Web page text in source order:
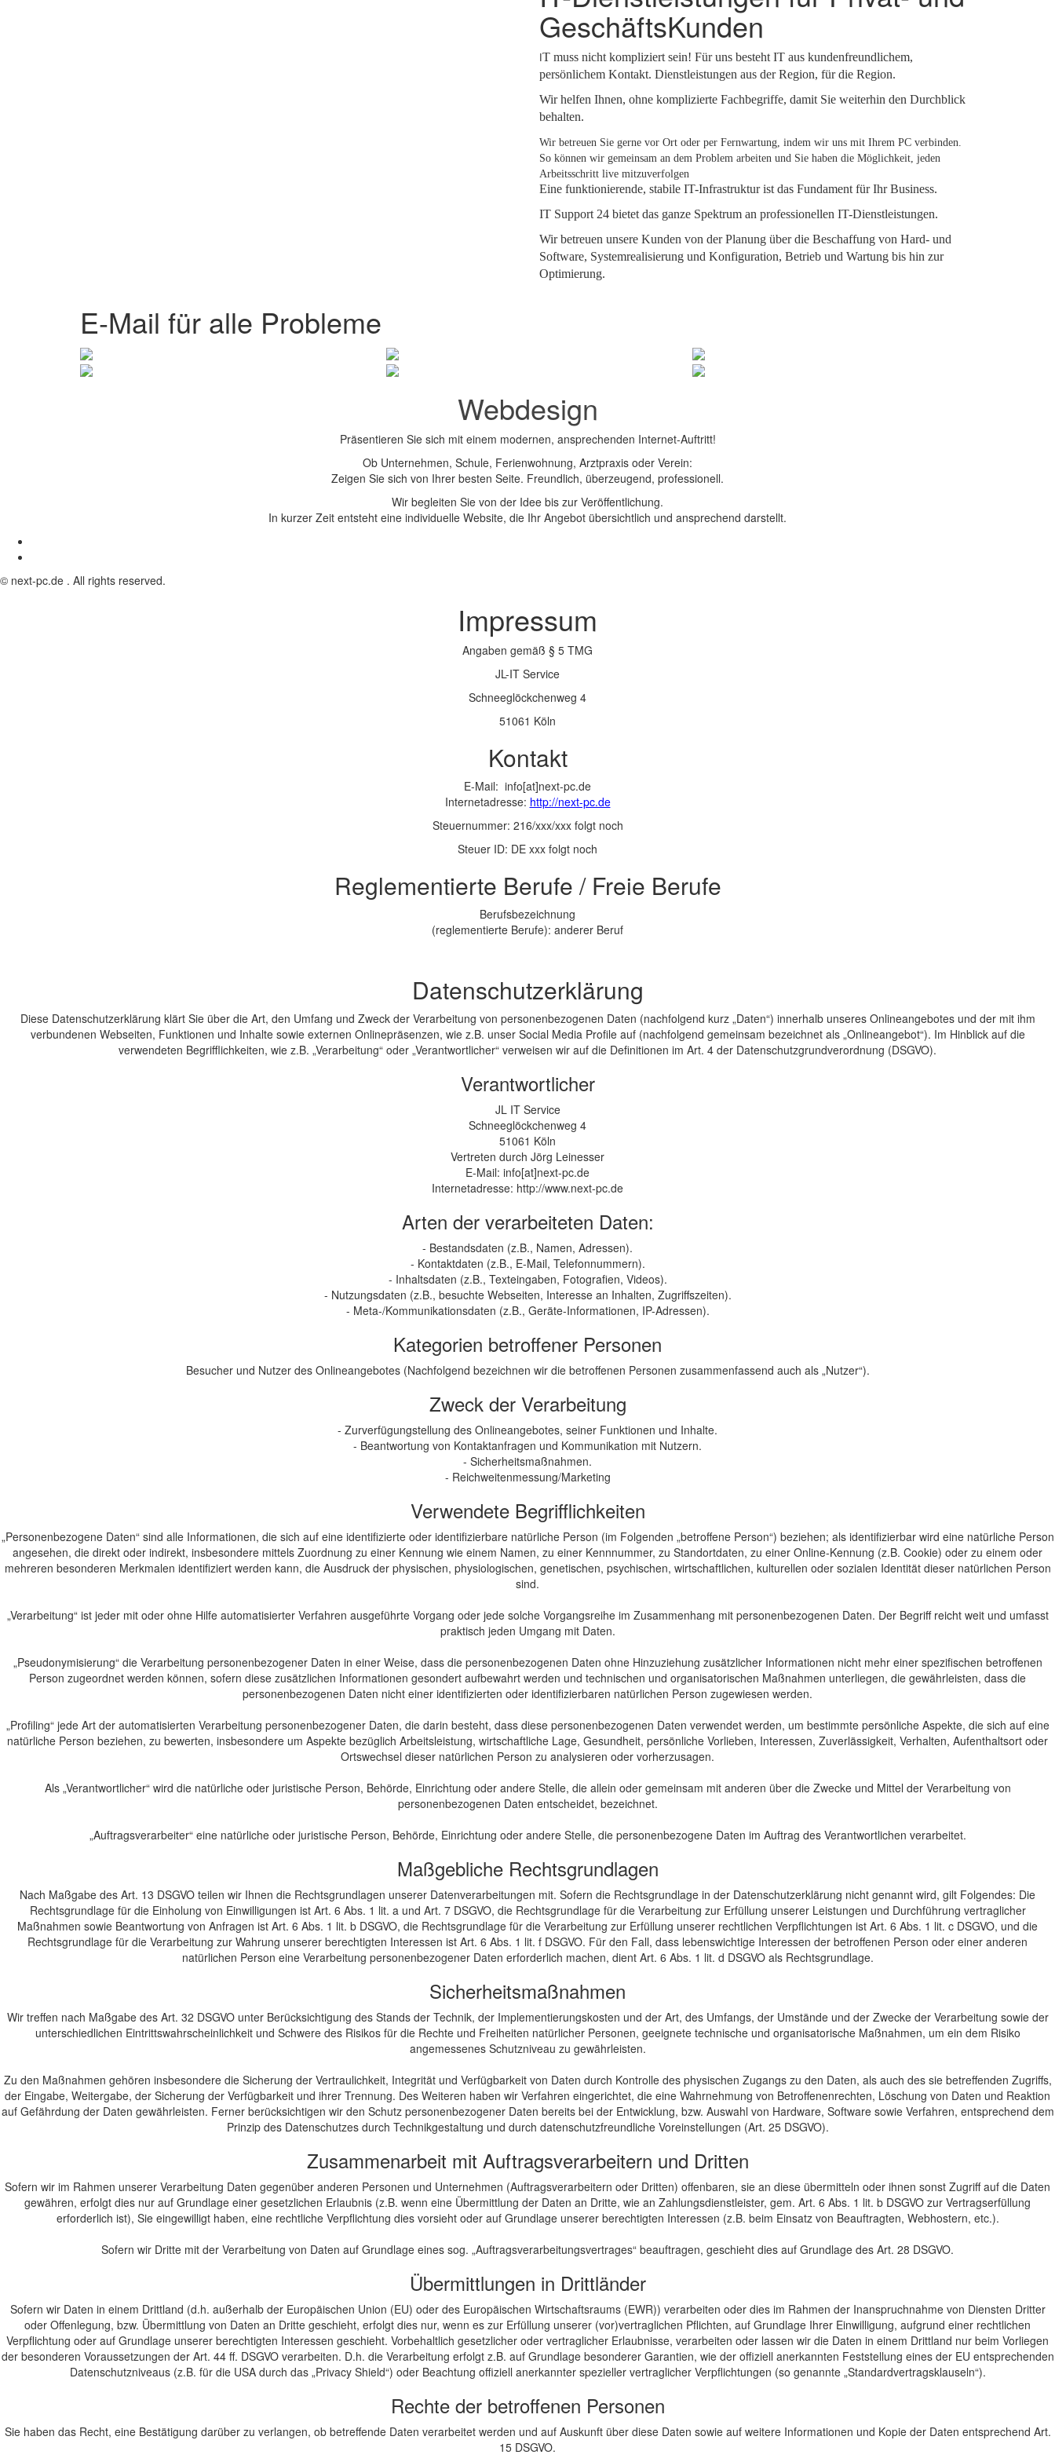
GeschäftsKunden
T muss nicht kompliziert sein! Für uns besteht IT aus kundenfreundlichem,
persönlichem Kontakt. Dienstleistungen aus der Region, für die Region.
Wir helfen Ihnen, ohne komplizierte Fachbegriffe, damit Sie weiterhin den Durchblick
behalten.
Wir betreuen Sie gerne vor Ort oder per Fernwartung, indem wir uns mit Ihrem PC verbinden.
So können wir gemeinsam an dem Problem arbeiten und Sie haben die Möglichkeit, jeden
Arbeitsschritt live mitzuverfolgen
Eine funktionierende, stabile IT-Infrastruktur ist das Fundament für Ihr Business.
IT Support 24 bietet das ganze Spektrum an professionellen IT-Dienstleistungen.
Wir betreuen unsere Kunden von der Planung über die Beschaffung von Hard- und
Software, Systemrealisierung und Konfiguration, Betrieb und Wartung bis hin zur
Optimierung.
E-Mail für alle Probleme
Webdesign
Präsentieren Sie sich mit einem modernen, ansprechenden Internet-Auftritt!
Ob Unternehmen, Schule, Ferienwohnung, Arztpraxis oder Verein:
Zeigen Sie sich von Ihrer besten Seite. Freundlich, überzeugend, professionell.
Wir begleiten Sie von der Idee bis zur Veröffentlichung.
In kurzer Zeit entsteht eine individuelle Website, die Ihr Angebot übersichtlich und ansprechend darstellt.
© next-pc.de . All rights reserved.
Impressum
Angaben gemäß § 5 TMG
JL-IT Service
Schneeglöckchenweg 4
51061 Köln
Kontakt
E-Mail: info[at]next-pc.de
Internetadresse: http://next-pc.de
Steuernummer: 216/xxx/xxx folgt noch
Steuer ID: DE xxx folgt noch
Reglementierte Berufe / Freie Berufe
Berufsbezeichnung
(reglementierte Berufe): anderer Beruf
Datenschutzerklärung
Diese Datenschutzerklärung klärt Sie über die Art, den Umfang und Zweck der Verarbeitung von personenbezogenen Daten (nachfolgend kurz „Daten“) innerhalb unseres Onlineangebotes und der mit ihm
verbundenen Webseiten, Funktionen und Inhalte sowie externen Onlinepräsenzen, wie z.B. unser Social Media Profile auf (nachfolgend gemeinsam bezeichnet als „Onlineangebot“). Im Hinblick auf die
verwendeten Begrifflichkeiten, wie z.B. „Verarbeitung“ oder „Verantwortlicher“ verweisen wir auf die Definitionen im Art. 4 der Datenschutzgrundverordnung (DSGVO).
Verantwortlicher
JL IT Service
Schneeglöckchenweg 4
51061 Köln
Vertreten durch Jörg Leinesser
E-Mail: info[at]next-pc.de
Internetadresse: http://www.next-pc.de
Arten der verarbeiteten Daten:
- Bestandsdaten (z.B., Namen, Adressen).
- Kontaktdaten (z.B., E-Mail, Telefonnummern).
- Inhaltsdaten (z.B., Texteingaben, Fotografien, Videos).
- Nutzungsdaten (z.B., besuchte Webseiten, Interesse an Inhalten, Zugriffszeiten).
- Meta-/Kommunikationsdaten (z.B., Geräte-Informationen, IP-Adressen).
Kategorien betroffener Personen
Besucher und Nutzer des Onlineangebotes (Nachfolgend bezeichnen wir die betroffenen Personen zusammenfassend auch als „Nutzer“).
Zweck der Verarbeitung
- Zurverfügungstellung des Onlineangebotes, seiner Funktionen und Inhalte.
- Beantwortung von Kontaktanfragen und Kommunikation mit Nutzern.
- Sicherheitsmaßnahmen.
- Reichweitenmessung/Marketing
Verwendete Begrifflichkeiten
„Personenbezogene Daten“ sind alle Informationen, die sich auf eine identifizierte oder identifizierbare natürliche Person (im Folgenden „betroffene Person“) beziehen; als identifizierbar wird eine natürliche Person
angesehen, die direkt oder indirekt, insbesondere mittels Zuordnung zu einer Kennung wie einem Namen, zu einer Kennnummer, zu Standortdaten, zu einer Online-Kennung (z.B. Cookie) oder zu einem oder
mehreren besonderen Merkmalen identifiziert werden kann, die Ausdruck der physischen, physiologischen, genetischen, psychischen, wirtschaftlichen, kulturellen oder sozialen Identität dieser natürlichen Person
sind.
„Verarbeitung“ ist jeder mit oder ohne Hilfe automatisierter Verfahren ausgeführte Vorgang oder jede solche Vorgangsreihe im Zusammenhang mit personenbezogenen Daten. Der Begriff reicht weit und umfasst
praktisch jeden Umgang mit Daten.
„Pseudonymisierung“ die Verarbeitung personenbezogener Daten in einer Weise, dass die personenbezogenen Daten ohne Hinzuziehung zusätzlicher Informationen nicht mehr einer spezifischen betroffenen
Person zugeordnet werden können, sofern diese zusätzlichen Informationen gesondert aufbewahrt werden und technischen und organisatorischen Maßnahmen unterliegen, die gewährleisten, dass die
personenbezogenen Daten nicht einer identifizierten oder identifizierbaren natürlichen Person zugewiesen werden.
„Profiling“ jede Art der automatisierten Verarbeitung personenbezogener Daten, die darin besteht, dass diese personenbezogenen Daten verwendet werden, um bestimmte persönliche Aspekte, die sich auf eine
natürliche Person beziehen, zu bewerten, insbesondere um Aspekte bezüglich Arbeitsleistung, wirtschaftliche Lage, Gesundheit, persönliche Vorlieben, Interessen, Zuverlässigkeit, Verhalten, Aufenthaltsort oder
Ortswechsel dieser natürlichen Person zu analysieren oder vorherzusagen.
Als „Verantwortlicher“ wird die natürliche oder juristische Person, Behörde, Einrichtung oder andere Stelle, die allein oder gemeinsam mit anderen über die Zwecke und Mittel der Verarbeitung von
personenbezogenen Daten entscheidet, bezeichnet.
„Auftragsverarbeiter“ eine natürliche oder juristische Person, Behörde, Einrichtung oder andere Stelle, die personenbezogene Daten im Auftrag des Verantwortlichen verarbeitet.
Maßgebliche Rechtsgrundlagen
Nach Maßgabe des Art. 13 DSGVO teilen wir Ihnen die Rechtsgrundlagen unserer Datenverarbeitungen mit. Sofern die Rechtsgrundlage in der Datenschutzerklärung nicht genannt wird, gilt Folgendes: Die
Rechtsgrundlage für die Einholung von Einwilligungen ist Art. 6 Abs. 1 lit. a und Art. 7 DSGVO, die Rechtsgrundlage für die Verarbeitung zur Erfüllung unserer Leistungen und Durchführung vertraglicher
Maßnahmen sowie Beantwortung von Anfragen ist Art. 6 Abs. 1 lit. b DSGVO, die Rechtsgrundlage für die Verarbeitung zur Erfüllung unserer rechtlichen Verpflichtungen ist Art. 6 Abs. 1 lit. c DSGVO, und die
Rechtsgrundlage für die Verarbeitung zur Wahrung unserer berechtigten Interessen ist Art. 6 Abs. 1 lit. f DSGVO. Für den Fall, dass lebenswichtige Interessen der betroffenen Person oder einer anderen
natürlichen Person eine Verarbeitung personenbezogener Daten erforderlich machen, dient Art. 6 Abs. 1 lit. d DSGVO als Rechtsgrundlage.
Sicherheitsmaßnahmen
Wir treffen nach Maßgabe des Art. 32 DSGVO unter Berücksichtigung des Stands der Technik, der Implementierungskosten und der Art, des Umfangs, der Umstände und der Zwecke der Verarbeitung sowie der
unterschiedlichen Eintrittswahrscheinlichkeit und Schwere des Risikos für die Rechte und Freiheiten natürlicher Personen, geeignete technische und organisatorische Maßnahmen, um ein dem Risiko
angemessenes Schutzniveau zu gewährleisten.
Zu den Maßnahmen gehören insbesondere die Sicherung der Vertraulichkeit, Integrität und Verfügbarkeit von Daten durch Kontrolle des physischen Zugangs zu den Daten, als auch des sie betreffenden Zugriffs,
der Eingabe, Weitergabe, der Sicherung der Verfügbarkeit und ihrer Trennung. Des Weiteren haben wir Verfahren eingerichtet, die eine Wahrnehmung von Betroffenenrechten, Löschung von Daten und Reaktion
auf Gefährdung der Daten gewährleisten. Ferner berücksichtigen wir den Schutz personenbezogener Daten bereits bei der Entwicklung, bzw. Auswahl von Hardware, Software sowie Verfahren, entsprechend dem
Prinzip des Datenschutzes durch Technikgestaltung und durch datenschutzfreundliche Voreinstellungen (Art. 25 DSGVO).
Zusammenarbeit mit Auftragsverarbeitern und Dritten
Sofern wir im Rahmen unserer Verarbeitung Daten gegenüber anderen Personen und Unternehmen (Auftragsverarbeitern oder Dritten) offenbaren, sie an diese übermitteln oder ihnen sonst Zugriff auf die Daten
gewähren, erfolgt dies nur auf Grundlage einer gesetzlichen Erlaubnis (z.B. wenn eine Übermittlung der Daten an Dritte, wie an Zahlungsdienstleister, gem. Art. 6 Abs. 1 lit. b DSGVO zur Vertragserfüllung
erforderlich ist), Sie eingewilligt haben, eine rechtliche Verpflichtung dies vorsieht oder auf Grundlage unserer berechtigten Interessen (z.B. beim Einsatz von Beauftragten, Webhostern, etc.).
Sofern wir Dritte mit der Verarbeitung von Daten auf Grundlage eines sog. „Auftragsverarbeitungsvertrages“ beauftragen, geschieht dies auf Grundlage des Art. 28 DSGVO.
Übermittlungen in Drittländer
Sofern wir Daten in einem Drittland (d.h. außerhalb der Europäischen Union (EU) oder des Europäischen Wirtschaftsraums (EWR)) verarbeiten oder dies im Rahmen der Inanspruchnahme von Diensten Dritter
oder Offenlegung, bzw. Übermittlung von Daten an Dritte geschieht, erfolgt dies nur, wenn es zur Erfüllung unserer (vor)vertraglichen Pflichten, auf Grundlage Ihrer Einwilligung, aufgrund einer rechtlichen
Verpflichtung oder auf Grundlage unserer berechtigten Interessen geschieht. Vorbehaltlich gesetzlicher oder vertraglicher Erlaubnisse, verarbeiten oder lassen wir die Daten in einem Drittland nur beim Vorliegen
der besonderen Voraussetzungen der Art. 44 ff. DSGVO verarbeiten. D.h. die Verarbeitung erfolgt z.B. auf Grundlage besonderer Garantien, wie der offiziell anerkannten Feststellung eines der EU entsprechenden
Datenschutzniveaus (z.B. für die USA durch das „Privacy Shield“) oder Beachtung offiziell anerkannter spezieller vertraglicher Verpflichtungen (so genannte „Standardvertragsklauseln“).
Rechte der betroffenen Personen
Sie haben das Recht, eine Bestätigung darüber zu verlangen, ob betreffende Daten verarbeitet werden und auf Auskunft über diese Daten sowie auf weitere Informationen und Kopie der Daten entsprechend Art.
15 DSGVO.